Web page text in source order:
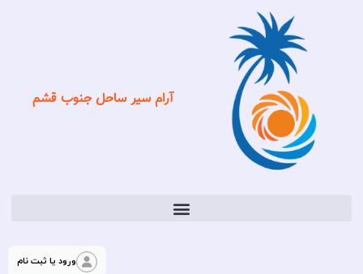
آرام سیر ساحل جنوب قشم
ورود یا ثبت نام